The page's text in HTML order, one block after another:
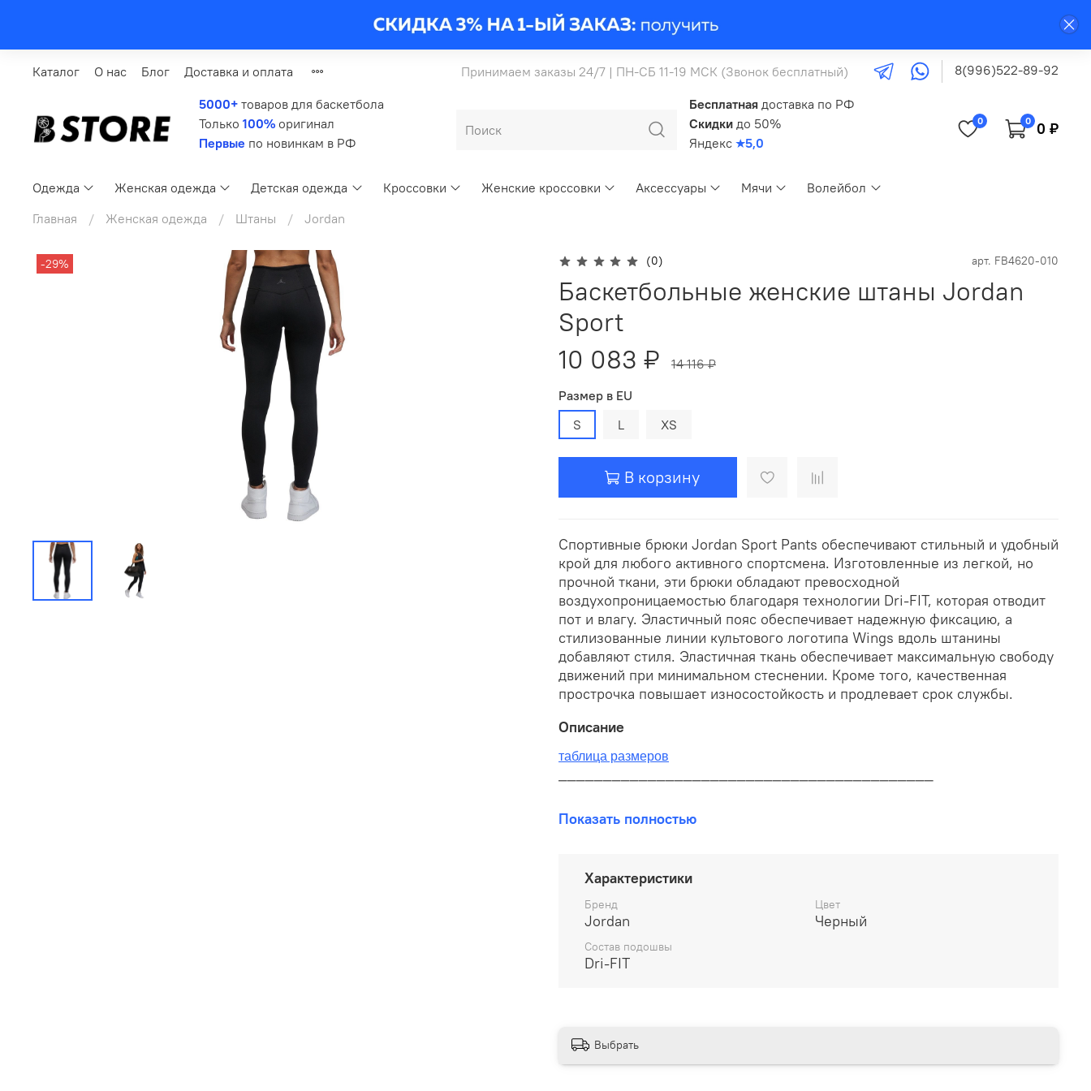
Каталог О нас Блог Доставка и оплата Принимаем заказы 24/7 | ПН-СБ 11-19 МСК (Звонок бесплатный) 8(996)522-89-92
5000+ товаров для баскетбола
Только 100% оригинал
Первые по новинкам в РФ
Бесплатная доставка по РФ
Скидки до 50%
Яндекс ★5,0
0 0 0 ₽
Одежда Женская одежда Детская одежда Кроссовки Женские кроссовки Аксессуары Мячи
Волейбол
Главная
Женская одежда Штаны Jordan
-29% (0) арт. FB4620-010
Баскетбольные женские штаны Jordan
Sport
10 083 ₽
14 116 ₽
Размер в EU
S
L XS
В корзину
Спортивные брюки Jordan Sport Pants обеспечивают стильный и удобный
крой для любого активного спортсмена. Изготовленные из легкой, но
прочной ткани, эти брюки обладают превосходной
воздухопроницаемостью благодаря технологии Dri-FIT, которая отводит
пот и влагу. Эластичный пояс обеспечивает надежную фиксацию, а
стилизованные линии культового логотипа Wings вдоль штанины
добавляют стиля. Эластичная ткань обеспечивает максимальную свободу
движений при минимальном стеснении. Кроме того, качественная
прострочка повышает износостойкость и продлевает срок службы.
Описание
таблица размеров
__________________________________________
Бесплатная доставка:
По всей России от 10 до 14 дней
Почтой России 1 классом
Показать полностью
Характеристики
Бренд
Jordan
Цвет
Черный
Состав подошвы
Dri-FIT
Выбрать